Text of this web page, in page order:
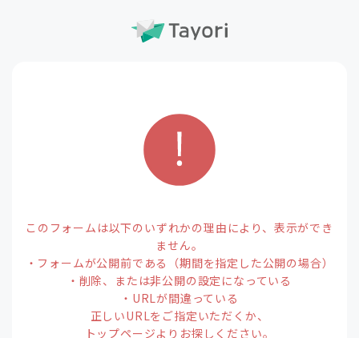
このフォームは以下のいずれかの理由により、表示ができ
ません。
・フォームが公開前である（期間を指定した公開の場合）
・削除、または非公開の設定になっている
・URLが間違っている
正しいURLをご指定いただくか、
トップページよりお探しください。